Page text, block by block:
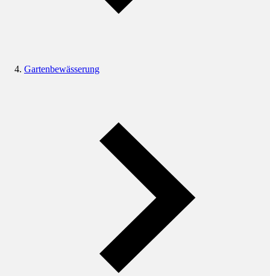
Gartenbewässerung